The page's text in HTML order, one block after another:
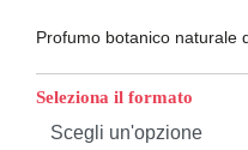
Profumo botanico naturale
Seleziona il formato